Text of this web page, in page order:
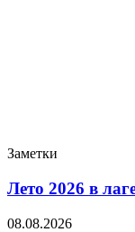
Заметки
Лето 2026 в
08.08.2026